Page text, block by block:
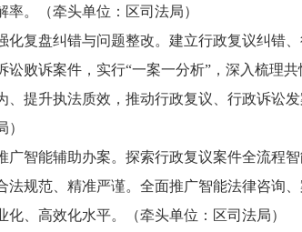
率。（牵头单位：区司法局）
盘纠错与问题整改。建立行政复议纠错、
讼败诉案件，实行“一案一分析”，深入梳理
、提升执法质效，推动行政复议、行政诉讼
能辅助办案。探索行政复议案件全流程智
法规范、精准严谨。全面推广智能法律咨询
化、高效化水平。（牵头单位：区司法局）